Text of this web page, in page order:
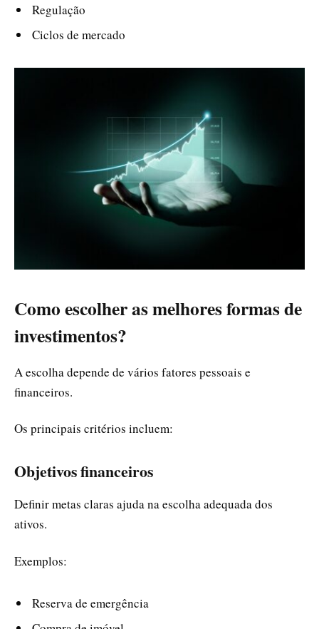
Regulação
Ciclos de mercado
Como escolher as melhores formas de
investimentos?
A escolha depende de vários fatores pessoais e
financeiros.
Os principais critérios incluem:
Objetivos financeiros
Definir metas claras ajuda na escolha adequada dos
ativos.
Exemplos:
Reserva de emergência